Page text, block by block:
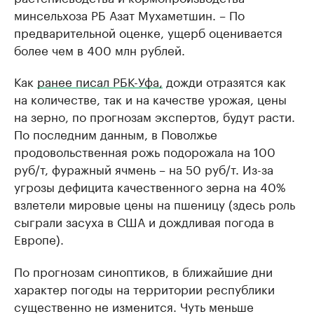
минсельхоза РБ Азат Мухаметшин. – По
предварительной оценке, ущерб оценивается
более чем в 400 млн рублей.
Как ранее писал РБК-Уфа, дожди отразятся как
на количестве, так и на качестве урожая, цены
на зерно, по прогнозам экспертов, будут расти.
По последним данным, в Поволжье
продовольственная рожь подорожала на 100
руб/т, фуражный ячмень – на 50 руб/т. Из-за
угрозы дефицита качественного зерна на 40%
взлетели мировые цены на пшеницу (здесь роль
сыграли засуха в США и дождливая погода в
Европе).
По прогнозам синоптиков, в ближайшие дни
характер погоды на территории республики
существенно не изменится. Чуть меньше